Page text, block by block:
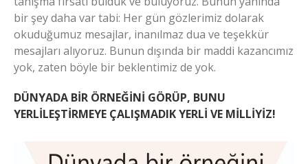
bir şey daha var tabi: Her gün gözlerimiz dolarak
okuduğumuz mesajlar, inanılmaz dua ve teşekkür
mesajları alıyoruz. Bunun dışında bir maddi kazancımız
yok, zaten böyle bir beklentimiz de yok.
DÜNYADA BİR ÖRNEĞİNİ GÖRÜP, BUNU
YERLİLEŞTİRMEYE ÇALIŞMADIK YERLİ VE MİLLİYİZ!